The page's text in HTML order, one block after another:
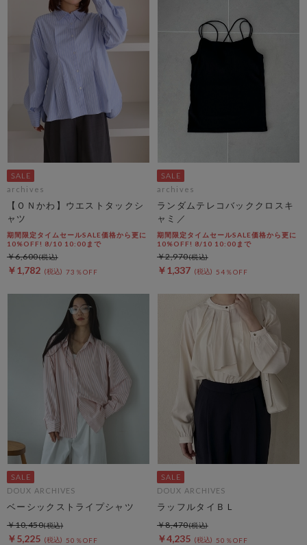
archives
【ＯＮかわ】ウエストタックシ
ャツ
期間限定タイムセールSALE価格から更に
10%OFF! 8/10 10:00まで
￥1,782 73％OFF
￥6,600
archives
ランダムテレコバッククロスキ
ャミ／
期間限定タイムセールSALE価格から更に
10%OFF! 8/10 10:00まで
￥1,337 54％OFF
￥2,970
DOUX ARCHIVES
ベーシックストライプシャツ
￥5,225 50％OFF
￥10,450
DOUX ARCHIVES
ラッフルタイＢＬ
￥4,235 50％OFF
￥8,470